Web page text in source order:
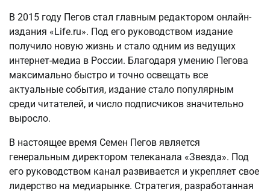
В 2015 году Пегов стал главным редактором онлайн-
издания «Life.ru». Под его руководством издание
получило новую жизнь и стало одним из ведущих
интернет-медиа в России. Благодаря умению Пегова
максимально быстро и точно освещать все
актуальные события, издание стало популярным
среди читателей, и число подписчиков значительно
выросло.
В настоящее время Семен Пегов является
генеральным директором телеканала «Звезда». Под
его руководством канал развивается и укрепляет свое
лидерство на медиарынке. Стратегия, разработанная